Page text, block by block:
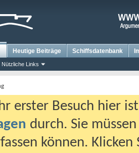
Nützliche Links
Heutige Beiträge Schiffsdatenbank
erster Besuch hier
durch. Sie
können.